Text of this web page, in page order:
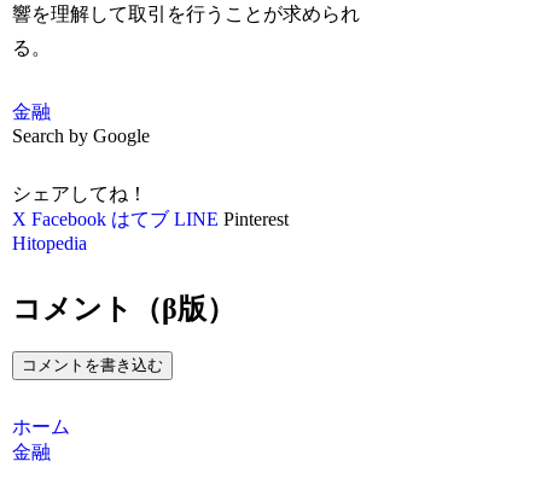
響を理解して取引を行うことが求められ
る。
金融
Search by Google
シェアしてね！
X Facebook はてブ LINE Pinterest
Hitopedia
コメント（β版）
コメントを書き込む
ホーム
金融